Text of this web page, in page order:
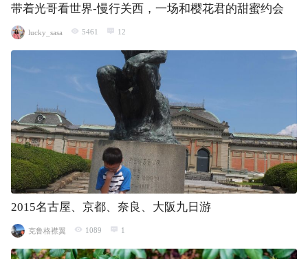
带着光哥看世界-慢行关西，一场和樱花君的甜蜜约会
lucky_sasa 5461 12
2015名古屋、京都、奈良、大阪九日游
克鲁格襟翼 1089 1